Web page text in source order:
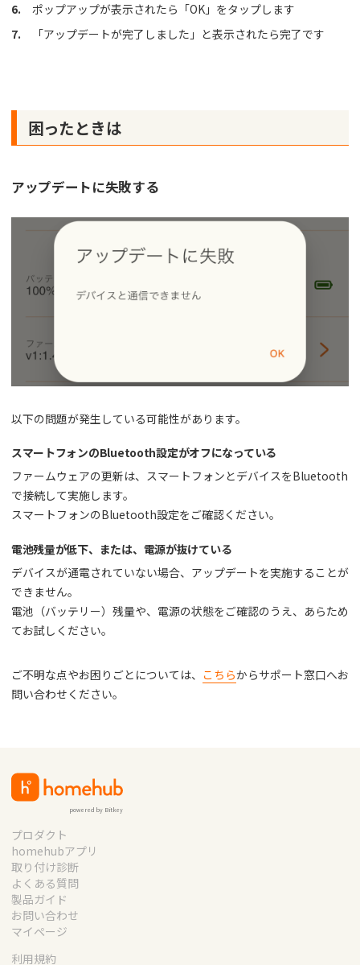
6. ポップアップが表示されたら「OK」をタップします
7.
「アップデートが完了しました」と表示されたら完了です
困ったときは
アップデートに失敗する
以下の問題が発生している可能性があります。
スマートフォンのBluetooth設定がオフになっている
ファームウェアの更新は、スマートフォンとデバイスをBluetooth
で接続して実施します。
スマートフォンのBluetooth設定をご確認ください。
電池残量が低下、または、電源が抜けている
デバイスが通電されていない場合、アップデートを実施することが
できません。
電池（バッテリー）残量や、電源の状態をご確認のうえ、あらため
てお試しください。
ご不明な点やお困りごとについては、 こちらからサポート窓口へお
問い合わせください。
powered by Bitkey
プロダクト
homehubアプリ
取り付け診断
よくある質問
製品ガイド
お問い合わせ
マイページ
利用規約